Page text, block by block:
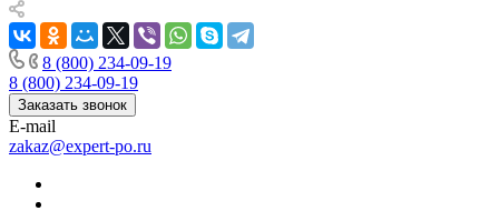
8 (800) 234-09-19
8 (800) 234-09-19
Заказать звонок
E-mail
zakaz@expert-po.ru